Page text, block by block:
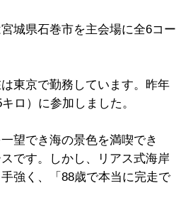
城県石巻市を主会場に全6コー
東京で勤務しています。昨年
ロ）に参加しました。
望でき海の景色を満喫でき
です。しかし、リアス式海岸
強く、「88歳で本当に完走で